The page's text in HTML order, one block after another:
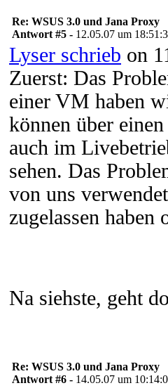
Re: WSUS 3.0 und Jana Proxy
Antwort #5 - 12.05.07 um
Lyser schrieb on
Zuerst: Das
einer VM haben
können über
auch im
sehen. Das
von uns
zugelassen haben
Na siehste, geht
Re: WSUS 3.0 und Jana Proxy
Antwort #6 - 14.05.07 um